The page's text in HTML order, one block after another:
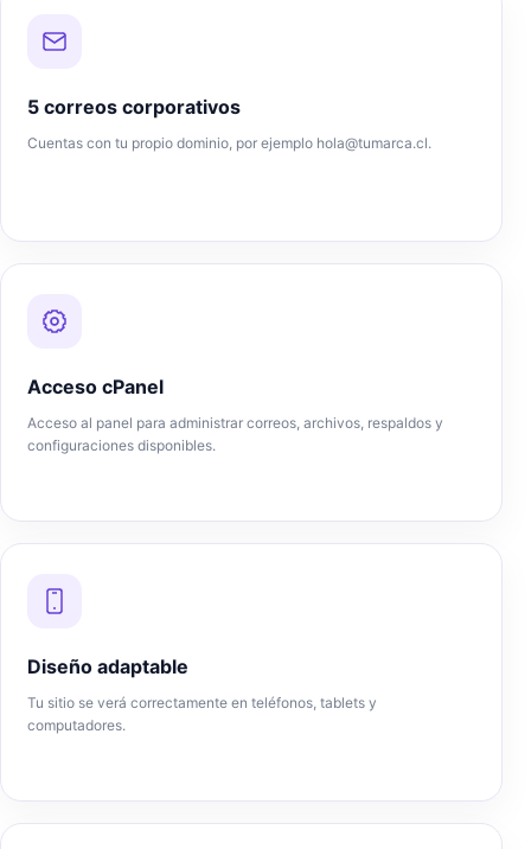
5 correos corporativos
Cuentas con tu propio dominio, por ejemplo hola@tumarca.cl.
Acceso cPanel
Acceso al panel para administrar correos, archivos, respaldos y
configuraciones disponibles.
Diseño adaptable
Tu sitio se verá correctamente en teléfonos, tablets y
computadores.